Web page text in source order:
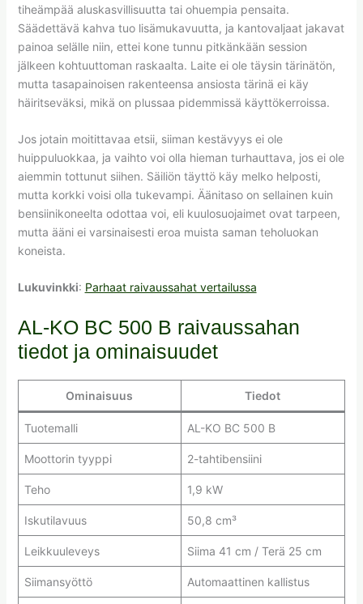
tiheämpää aluskasvillisuutta tai ohuempia pensaita.
Säädettävä kahva tuo lisämukavuutta, ja kantovaljaat jakavat
painoa selälle niin, ettei kone tunnu pitkänkään session
jälkeen kohtuuttoman raskaalta. Laite ei ole täysin tärinätön,
mutta tasapainoisen rakenteensa ansiosta tärinä ei käy
häiritseväksi, mikä on plussaa pidemmissä käyttökerroissa.
Jos jotain moitittavaa etsii, siiman kestävyys ei ole
huippuluokkaa, ja vaihto voi olla hieman turhauttava, jos ei ole
aiemmin tottunut siihen. Säiliön täyttö käy melko helposti,
mutta korkki voisi olla tukevampi. Äänitaso on sellainen kuin
bensiinikoneelta odottaa voi, eli kuulosuojaimet ovat tarpeen,
mutta ääni ei varsinaisesti eroa muista saman teholuokan
koneista.
Lukuvinkki: Parhaat raivaussahat vertailussa
AL-KO BC 500 B raivaussahan
tiedot ja ominaisuudet
Ominaisuus Tiedot
Tuotemalli AL-KO BC 500 B
Moottorin tyyppi 2-tahtibensiini
Teho 1,9 kW
Iskutilavuus 50,8 cm³
Leikkuuleveys Siima 41 cm / Terä 25 cm
Siimansyöttö Automaattinen kallistus